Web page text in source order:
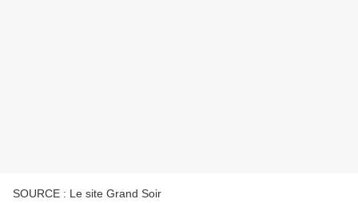
SOURCE : Le site Grand Soir